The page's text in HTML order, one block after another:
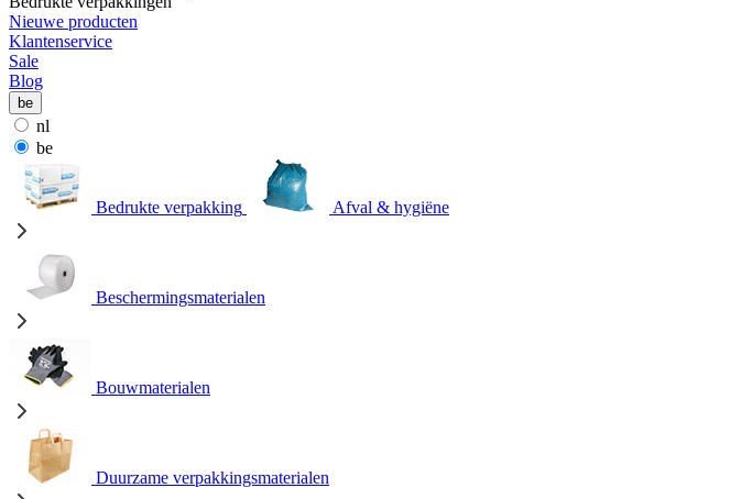
Nieuwe producten
Klantenservice
Sale
Blog
be
nl
be
Bedrukte verpakking Afval & hygiëne
Beschermingsmaterialen
Bouwmaterialen
Duurzame verpakkingsmaterialen